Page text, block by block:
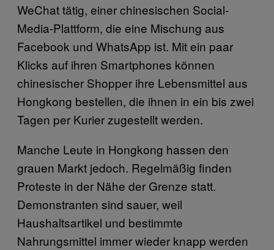
WeChat tätig, einer chinesischen Social-
Media-Plattform, die eine Mischung aus
Facebook und WhatsApp ist. Mit ein paar
Klicks auf ihren Smartphones können
chinesischer Shopper ihre Lebensmittel aus
Hongkong bestellen, die ihnen in ein bis zwei
Tagen per Kurier zugestellt werden.
Manche Leute in Hongkong hassen den
grauen Markt jedoch. Regelmäßig finden
Proteste in der Nähe der Grenze statt.
Demonstranten sind sauer, weil
Haushaltsartikel und bestimmte
Nahrungsmittel immer wieder knapp werden